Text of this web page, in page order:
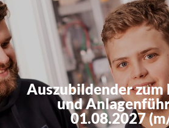
Auszubildender zum
und
01.08.2027